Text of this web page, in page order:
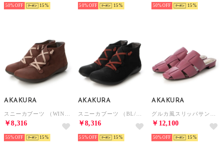
50% 15 50% 15 50% 15
AKAKURA
￥8,316
55% 15
AKAKURA
￥8,316
55% 15
AKAKURA
￥12,100
50% 15